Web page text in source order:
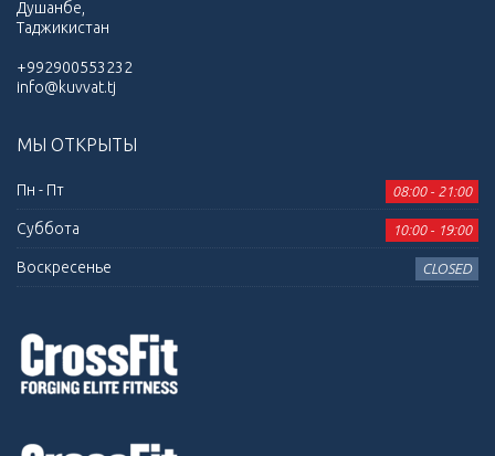
Душанбе,
Таджикистан
+992900553232
info@kuvvat.tj
МЫ ОТКРЫТЫ
Пн - Пт 08:00 - 21:00
Суббота 10:00 - 19:00
Воскресенье CLOSED